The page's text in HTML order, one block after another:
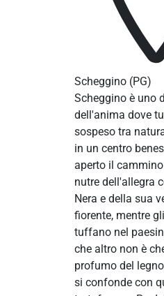
Scheggino (PG)
Scheggino è uno
dell'anima dove
sospeso tra
in un centro
aperto il
nutre dell'allegra
Nera e della sua
fiorente, mentre
tuffano nel
che altro non è
profumo del
si confonde con